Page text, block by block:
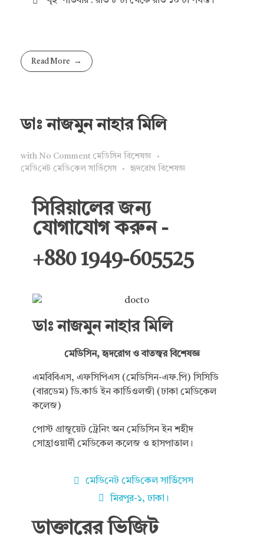
Read More
ডাঃ নাজমুন নাহার মিলি
with No Comment মেডিসিন বিশেষজ্ঞ
মে‌ডি‌নেট মে‌ডি‌কেল সা‌র্ভিসেস
হৃদরোগ বিশেষজ্ঞ
সিরিয়ালের জন্য
যোগাযোগ করুন -
+880 1949-605525
ডাঃ নাজমুন নাহার মিলি
মেডিসিন, হৃদরোগ ও বাতজ্বর বিশেষজ্ঞ
এমবিবিএস, এফসিপিএস (মেডিসিন-এফ.পি) সিসিডি
(বারডেম) ডি.কার্ড ইন কার্ডিওলজী (ঢাকা মেডিকেল
কলেজ)
পোস্ট গ্রাজুয়েট ট্রেনিং অন মেডিসিন ইন শহীদ
সোহ্রাওয়ার্দী মেডিকেল কলেজ ও হাসপাতাল।
মে‌ডি‌নেট মে‌ডি‌কেল সা‌র্ভিসেস
মিরপুর-১, ঢাকা।
ডাক্তারের ভিজিট